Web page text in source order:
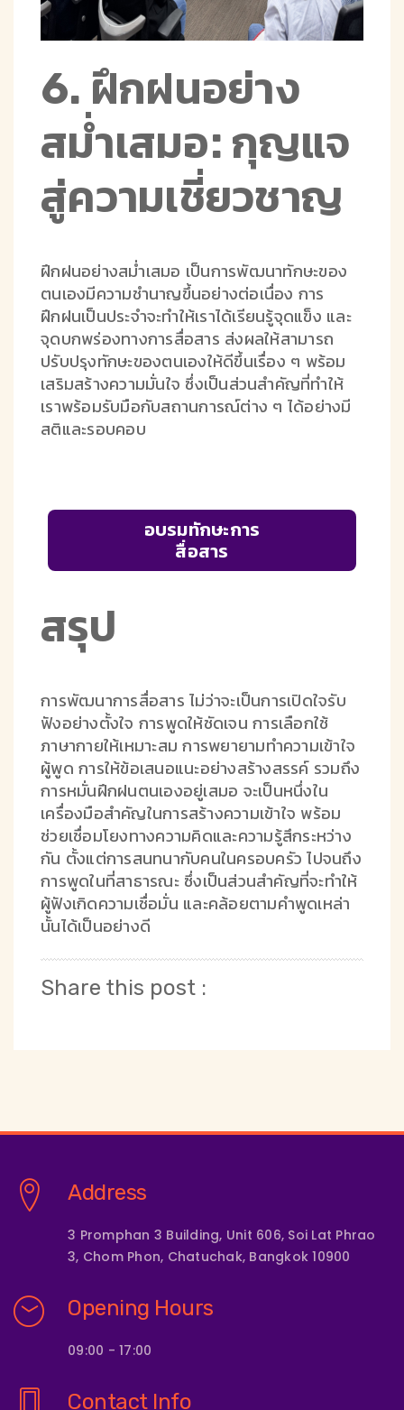
6. ฝึกฝนอย่าง
สม่ำเสมอ: กุญแจ
สู่ความเชี่ยวชาญ
ฝึกฝนอย่างสม่ำเสมอ เป็นการพัฒนาทักษะของ
ตนเองมีความชำนาญขึ้นอย่างต่อเนื่อง การ
ฝึกฝนเป็นประจำจะทำให้เราได้เรียนรู้จุดแข็ง และ
จุดบกพร่องทางการสื่อสาร ส่งผลให้สามารถ
ปรับปรุงทักษะของตนเองให้ดีขึ้นเรื่อง ๆ พร้อม
เสริมสร้างความมั่นใจ ซึ่งเป็นส่วนสำคัญที่ทำให้
เราพร้อมรับมือกับสถานการณ์ต่าง ๆ ได้อย่างมี
สติและรอบคอบ
อบรมทักษะการ
สื่อสาร
สรุป
การพัฒนาการสื่อสาร ไม่ว่าจะเป็นการเปิดใจรับ
ฟังอย่างตั้งใจ การพูดให้ชัดเจน การเลือกใช้
ภาษากายให้เหมาะสม การพยายามทำความเข้าใจ
ผู้พูด การให้ข้อเสนอแนะอย่างสร้างสรรค์ รวมถึง
การหมั่นฝึกฝนตนเองอยู่เสมอ จะเป็นหนึ่งใน
เครื่องมือสำคัญในการสร้างความเข้าใจ พร้อม
ช่วยเชื่อมโยงทางความคิดและความรู้สึกระหว่าง
กัน ตั้งแต่การสนทนากับคนในครอบครัว ไปจนถึง
การพูดในที่สาธารณะ ซึ่งเป็นส่วนสำคัญที่จะทำให้
ผู้ฟังเกิดความเชื่อมั่น และคล้อยตามคำพูดเหล่า
นั้นได้เป็นอย่างดี
Share this post :
Address
3 Promphan 3 Building, Unit 606, Soi Lat Phrao
3, Chom Phon, Chatuchak, Bangkok 10900
Opening Hours
09:00 - 17:00
Contact Info